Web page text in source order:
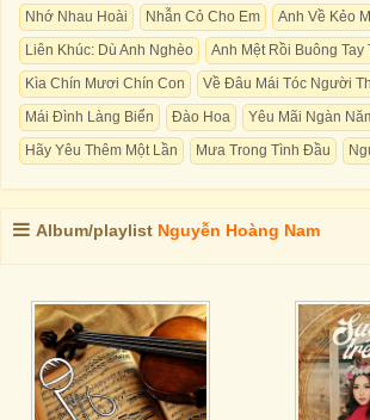
Nhớ Nhau Hoài
Nhẫn Cỏ Cho Em
Anh Về Kẻo
Liên Khúc: Dù Anh Nghèo
Anh Mệt Rồi Buông Tay
Kìa Chín Mươi Chín Con
Về Đâu Mái Tóc Người
Mái Đình Làng Biển
Đào Hoa
Yêu Mãi Ngàn
Hãy Yêu Thêm Một Lần
Mưa Trong Tình Đầu
Album/playlist Nguyễn Hoàng Nam